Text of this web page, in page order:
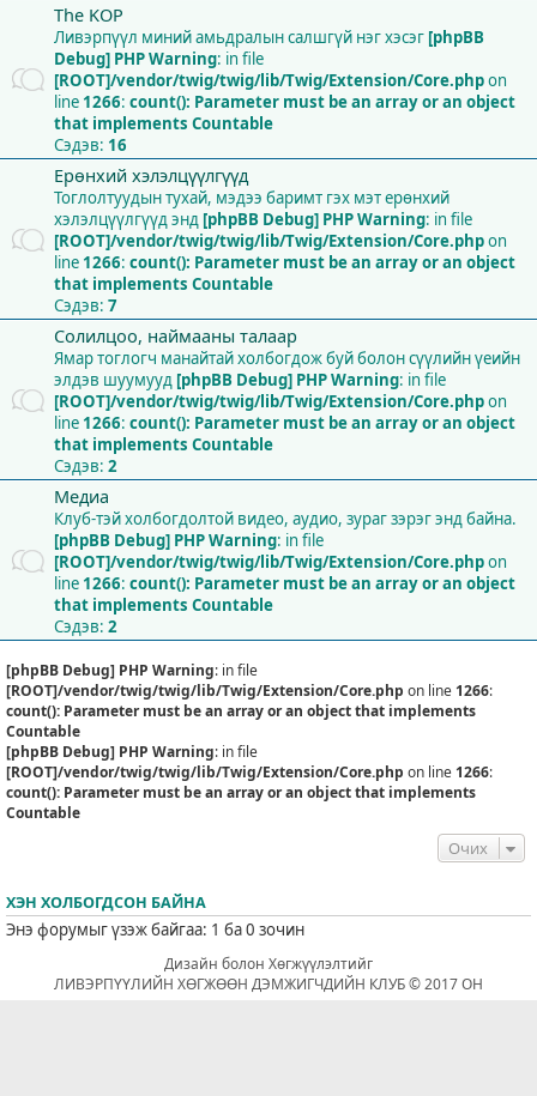
The KOP
Ливэрпүүл миний амьдралын салшгүй нэг хэсэг [phpBB
Debug] PHP Warning: in file
[ROOT]/vendor/twig/twig/lib/Twig/Extension/Core.phpon
line 1266: count(): Parameter must be an array or an object
that implements Countable
Сэдэв: 16
Ерөнхий хэлэлцүүлгүүд
Тоглолтуудын тухай, мэдээ баримт гэх мэт ерөнхий
хэлэлцүүлгүүд энд [phpBB Debug] PHP Warning: in file
[ROOT]/vendor/twig/twig/lib/Twig/Extension/Core.phpon
line 1266: count(): Parameter must be an array or an object
that implements Countable
Сэдэв: 7
Солилцоо, наймааны талаар
Ямар тоглогч манайтай холбогдож буй болон сүүлийн үеийн
элдэв шуумууд [phpBB Debug] PHP Warning: in file
[ROOT]/vendor/twig/twig/lib/Twig/Extension/Core.phpon
line 1266: count(): Parameter must be an array or an object
that implements Countable
Сэдэв: 2
Медиа
Клуб-тэй холбогдолтой видео, аудио, зураг зэрэг энд байна.
[phpBB Debug] PHP Warning: in file
[ROOT]/vendor/twig/twig/lib/Twig/Extension/Core.phpon
line 1266: count(): Parameter must be an array or an object
that implements Countable
Сэдэв: 2
[phpBB Debug] PHP Warning: in file
[ROOT]/vendor/twig/twig/lib/Twig/Extension/Core.php on line 1266:
count(): Parameter must be an array or an object that implements
Countable
[phpBB Debug] PHP Warning: in file
[ROOT]/vendor/twig/twig/lib/Twig/Extension/Core.php on line 1266:
count(): Parameter must be an array or an object that implements
Countable
Очих
ХЭН ХОЛБОГДСОН БАЙНА
Энэ форумыг үзэж байгаа: 1 ба 0 зочин
Дизайн болон Хөгжүүлэлтийг
ЛИВЭРПҮҮЛИЙН ХӨГЖӨӨН ДЭМЖИГЧДИЙН КЛУБ © 2017 ОН